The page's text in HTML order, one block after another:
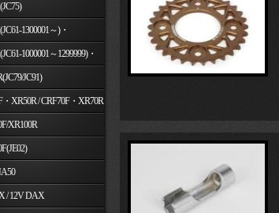
1300001～)・
1000001～1299999)・
JC91)
・XR50R / CRF70F・XR70R
XR100R
/ 12V DAX